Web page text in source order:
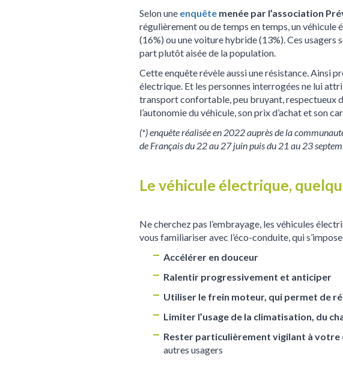
Selon une enquête menée par l’association
régulièrement ou de temps en temps, un
(16%) ou une voiture hybride (13%). Ces usagers
part plutôt aisée de la population.
Cette enquête révèle aussi une résistance. Ainsi
électrique. Et les personnes interrogées ne lui
transport confortable, peu bruyant, respectueux
l’autonomie du véhicule, son prix d’achat et son
(*) enquête réalisée en 2022 auprès de la
de Français du 22 au 27 juin puis du 21 au 23
Le véhicule électrique,
Ne cherchez pas l’embrayage, les véhicules
vous familiariser avec l’éco-conduite, qui
Accélérer en douceur
Ralentir progressivement et anticiper
Utiliser le frein moteur, qui permet de
Limiter l’usage de la climatisation, du
Rester particulièrement vigilant à votre
autres usagers